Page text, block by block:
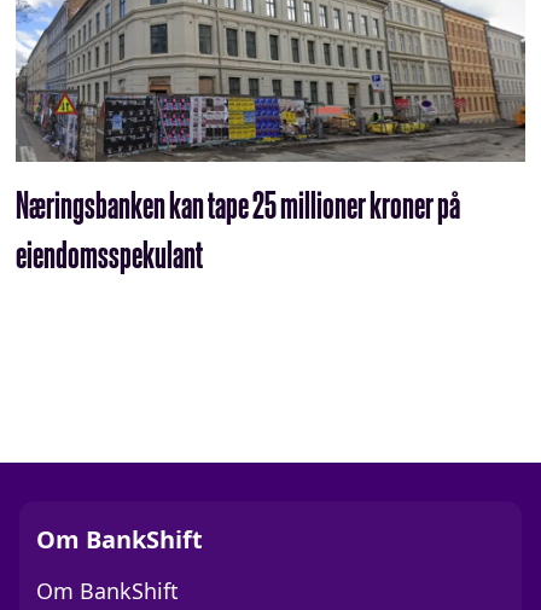
Næringsbanken kan tape 25 millioner kroner på
eiendomsspekulant
Om BankShift
Om BankShift